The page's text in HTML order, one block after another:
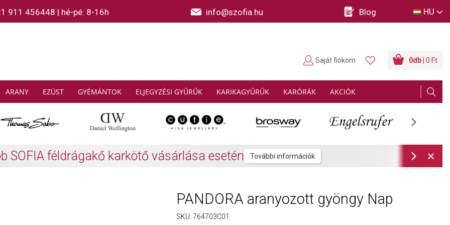
911 456448 | hé-pé: 8-16h info@szofia.hu Blog HU
ARANY EZÜST GYÉMÁNTOK ELJEGYZÉSI GYŰRŰK KARIKAGYŰRŰK KARÓRÁK AKCIÓK
0db | 0 Ft
Saját fiókom
SABO: Gyűjtsön és spóroljon További információk
PANDORA aranyozott gyöngy Nap
SKU: 764703C01